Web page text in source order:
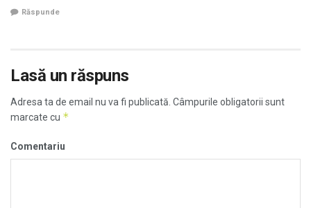
Răspunde
Lasă un răspuns
Adresa ta de email nu va fi publicată. Câmpurile obligatorii sunt
marcate cu *
Comentariu